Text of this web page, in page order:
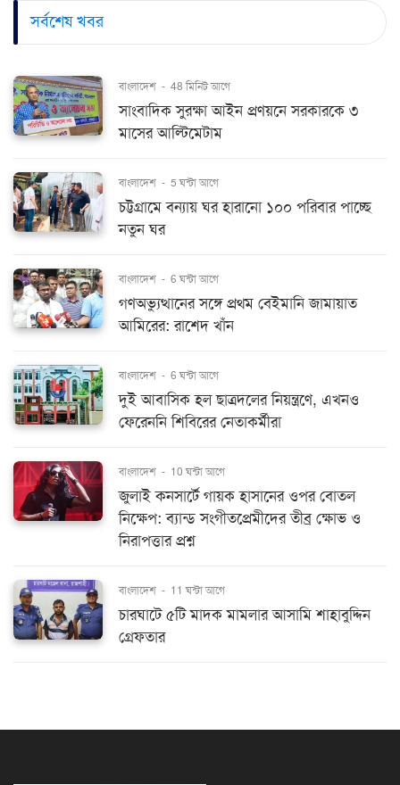
সর্বশেষ খবর
বাংলাদেশ - 48 মিনিট আগে
সাংবাদিক সুরক্ষা আইন প্রণয়নে সরকারকে ৩
মাসের আল্টিমেটাম
বাংলাদেশ - 5 ঘন্টা আগে
চট্টগ্রামে বন্যায় ঘর হারানো ১০০ পরিবার পাচ্ছে
নতুন ঘর
বাংলাদেশ - 6 ঘন্টা আগে
গণঅভ্যুত্থানের সঙ্গে প্রথম বেইমানি জামায়াত
আমিরের: রাশেদ খাঁন
বাংলাদেশ - 6 ঘন্টা আগে
দুই আবাসিক হল ছাত্রদলের নিয়ন্ত্রণে, এখনও
ফেরেননি শিবিরের নেতাকর্মীরা
বাংলাদেশ - 10 ঘন্টা আগে
জুলাই কনসার্টে গায়ক হাসানের ওপর বোতল
নিক্ষেপ: ব্যান্ড সংগীতপ্রেমীদের তীব্র ক্ষোভ ও
নিরাপত্তার প্রশ্ন
বাংলাদেশ - 11 ঘন্টা আগে
চারঘাটে ৫টি মাদক মামলার আসামি শাহাবুদ্দিন
গ্রেফতার